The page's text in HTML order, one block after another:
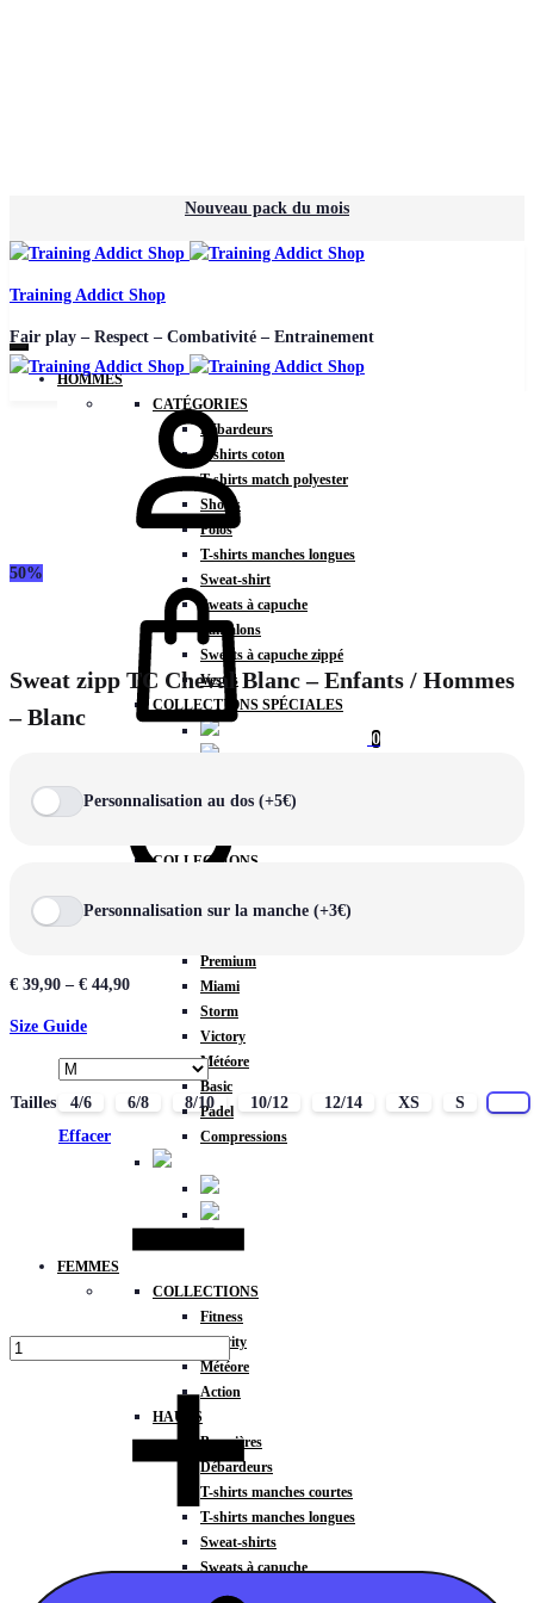
Nouveau pack du mois
Training Addict Shop
Fair play – Respect – Combativité – Entrainement
HOMMES
CATÉGORIES
Débardeurs
T-shirts coton
T-shirts match polyester
Shorts
Polos
T-shirts manches longues
Sweat-shirt
Sweats à capuche
Pantalons
Sweats à capuche zippé
Vestes
COLLECTIONS SPÉCIALES
COLLECTIONS
Rex
Premium
Miami
Storm
Victory
Météore
Basic
Padel
Compressions
FEMMES
COLLECTIONS
Fitness
Gravity
Météore
Action
HAUTS
Brassières
Débardeurs
T-shirts manches courtes
T-shirts manches longues
Sweat-shirts
Sweats à capuche
Sweats à capuche zippé
0
50%
Sweat zipp TC Cheval Blanc – Enfants / Hommes
– Blanc
Personnalisation au dos (+5€)
Personnalisation sur la manche (+3€)
€ 39,90 – € 44,90
Size Guide
Tailles 4/6 6/8 8/10 10/12 12/14 XS S
Effacer